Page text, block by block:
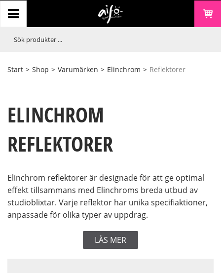
Start > Shop > Varumärken > Elinchrom > Reflektorer
ELINCHROM
REFLEKTORER
Elinchrom reflektorer är designade för att ge optimal
effekt tillsammans med Elinchroms breda utbud av
studioblixtar. Varje reflektor har unika specifiaktioner,
anpassade för olika typer av uppdrag.
LÄS MER